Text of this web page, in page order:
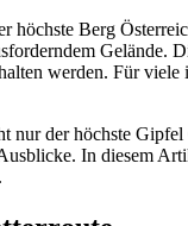
höchste Berg
Gelände.
werden. Für
nur der höchste
In diesem